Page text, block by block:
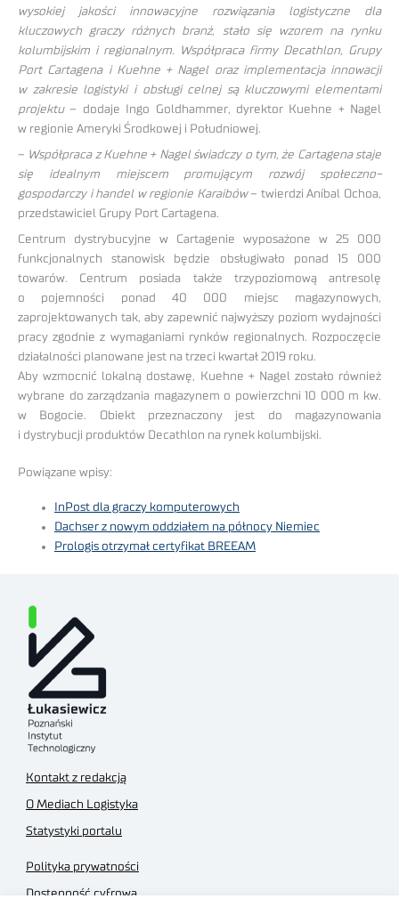
wysokiej jakości innowacyjne rozwiązania logistyczne dla
kluczowych graczy różnych branż, stało się wzorem na rynku
kolumbijskim i regionalnym. Współpraca firmy Decathlon, Grupy
Port Cartagena i Kuehne + Nagel oraz implementacja innowacji
w zakresie logistyki i obsługi celnej są kluczowymi elementami
projektu– dodaje Ingo Goldhammer, dyrektor Kuehne + Nagel
w regionie Ameryki Środkowej i Południowej.
– Współpraca z Kuehne + Nagel świadczy o tym, że Cartagena staje
się idealnym miejscem promującym rozwój społeczno-
gospodarczy i handel w regionie Karaibów– twierdzi Aníbal Ochoa,
przedstawiciel Grupy Port Cartagena.
Centrum dystrybucyjne w Cartagenie wyposażone w 25 000
funkcjonalnych stanowisk będzie obsługiwało ponad 15 000
towarów. Centrum posiada także trzypoziomową antresolę
o pojemności ponad 40 000 miejsc magazynowych,
zaprojektowanych tak, aby zapewnić najwyższy poziom wydajności
pracy zgodnie z wymaganiami rynków regionalnych. Rozpoczęcie
działalności planowane jest na trzeci kwartał 2019 roku.
Aby wzmocnić lokalną dostawę, Kuehne + Nagel zostało również
wybrane do zarządzania magazynem o powierzchni 10 000 m kw.
w Bogocie. Obiekt przeznaczony jest do magazynowania
i dystrybucji produktów Decathlon na rynek kolumbijski.
Powiązane wpisy:
InPost dla graczy komputerowych
Dachser z nowym oddziałem na północy Niemiec
Prologis otrzymał certyfikat BREEAM
Kontakt z redakcją
O Mediach Logistyka
Statystyki portalu
Polityka prywatności
Dostępność cyfrowa